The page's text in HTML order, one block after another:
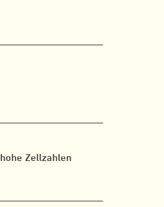
Zellzahlen